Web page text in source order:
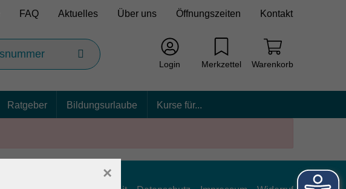
FAQ Aktuelles Über uns Öffnungszeiten Kontakt
Login Merkzettel Warenkorb
Ratgeber Bildungsurlaube Kurse für...
×